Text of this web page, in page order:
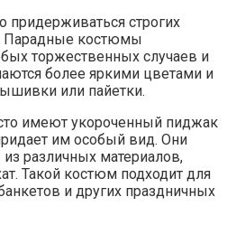
придерживаться строгих
Парадные костюмы
торжественных случаев и
более яркими цветами и
или пайетки.
имеют укороченный пиджак
им особый вид. Они
различных материалов,
Такой костюм подходит для
и других праздничных